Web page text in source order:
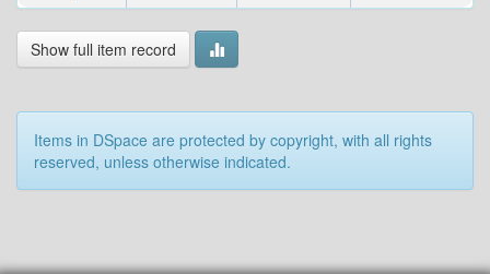
Show full item record
Items in DSpace are protected by copyright, with all rights
reserved, unless otherwise indicated.